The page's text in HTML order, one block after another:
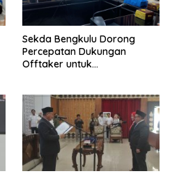
Sekda Bengkulu Dorong
Percepatan Dukungan
Offtaker untuk